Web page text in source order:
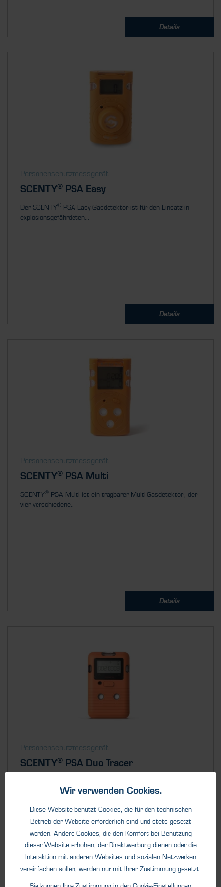
Details
Personenschutzmessgerät
SCENTY® PSA Easy
Der SCENTY® PSA Easy Gasdetektor ist für den Einsatz in
explosionsgefährdeten...
Details
Personenschutzmessgerät
SCENTY® PSA Multi
SCENTY® PSA Multi ist ein tragbarer Multi-Gasdetektor , der
vier verschiedene...
Details
Personenschutzmessgerät
SCENTY® PSA Duo Tracer
Personenschutzmessgerät...
Wir verwenden Cookies.
Diese Website benutzt Cookies, die für den technischen
Betrieb der Website erforderlich sind und stets gesetzt
werden. Andere Cookies, die den Komfort bei Benutzung
dieser Website erhöhen, der Direktwerbung dienen oder die
Interaktion mit anderen Websites und sozialen Netzwerken
vereinfachen sollen, werden nur mit Ihrer Zustimmung gesetzt.